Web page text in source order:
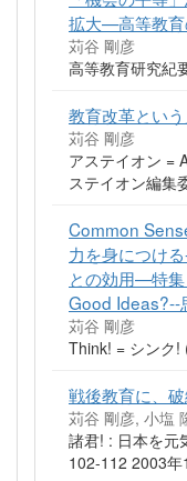
拡大—高等教育
苅谷 剛彦
高等教育研究紀
教育改革とい
苅谷 剛彦
アステイオン =
ステイオン編集
Common
力を身につけ
との効用—特
Good Ideas?--
苅谷 剛彦
Think! = シンク
戦後教育に、
苅谷 剛彦, 小塩
諸君! : 日本を元
102-112 2003年